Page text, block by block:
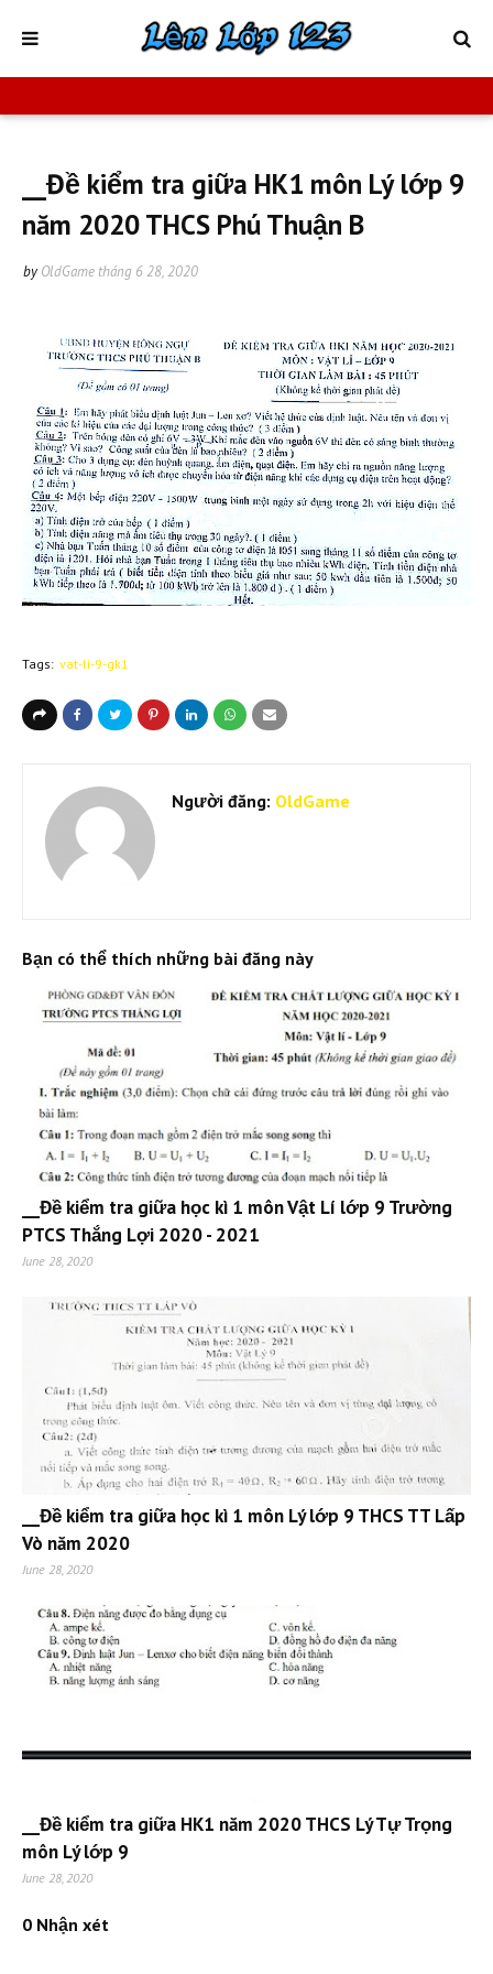
__Đề kiểm tra giữa HK1 môn Lý lớp 9
năm 2020 THCS Phú Thuận B
by OldGame tháng 6 28, 2020
Tags: vat-li-9-gk1
Người đăng: OldGame
Bạn có thể thích những bài đăng này
__Đề kiểm tra giữa học kì 1 môn Vật Lí lớp 9 Trường
PTCS Thắng Lợi 2020 - 2021
June 28, 2020
__Đề kiểm tra giữa học kì 1 môn Lý lớp 9 THCS TT Lấp
Vò năm 2020
June 28, 2020
__Đề kiểm tra giữa HK1 năm 2020 THCS Lý Tự Trọng
môn Lý lớp 9
June 28, 2020
0 Nhận xét